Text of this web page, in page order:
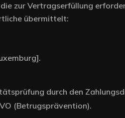
zur Vertragserfüllung
übermittelt:
durch den
(Betrugsprävention).